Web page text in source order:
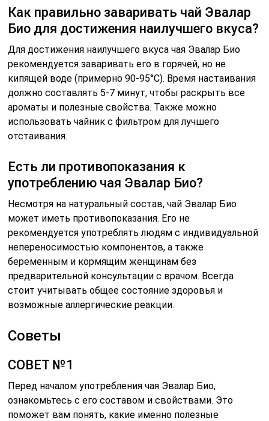
Как правильно заваривать чай Эвалар
Био для достижения наилучшего вкуса?
Для достижения наилучшего вкуса чая Эвалар Био
рекомендуется заваривать его в горячей, но не
кипящей воде (примерно 90-95°C). Время настаивания
должно составлять 5-7 минут, чтобы раскрыть все
ароматы и полезные свойства. Также можно
использовать чайник с фильтром для лучшего
отстаивания.
Есть ли противопоказания к
употреблению чая Эвалар Био?
Несмотря на натуральный состав, чай Эвалар Био
может иметь противопоказания. Его не
рекомендуется употреблять людям с индивидуальной
непереносимостью компонентов, а также
беременным и кормящим женщинам без
предварительной консультации с врачом. Всегда
стоит учитывать общее состояние здоровья и
возможные аллергические реакции.
Советы
СОВЕТ №1
Перед началом употребления чая Эвалар Био,
ознакомьтесь с его составом и свойствами. Это
поможет вам понять, какие именно полезные